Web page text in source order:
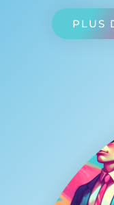
PLUS